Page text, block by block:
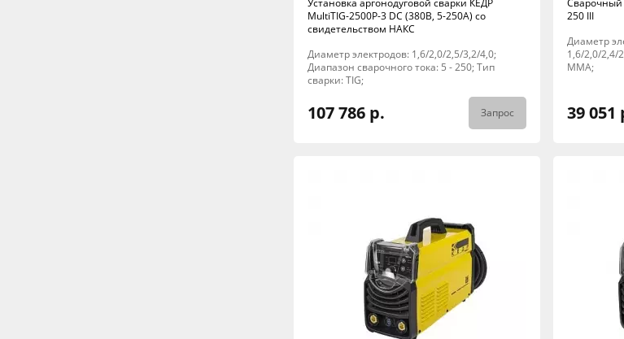
Установка аргонодуговой сварки КЕДР
MultiTIG-2500P-3 DC (380В, 5-250А) со
свидетельством НАКС
Диаметр электродов: 1,6/2,0/2,5/3,2/4,0;
Диапазон сварочного тока: 5 - 250; Тип
сварки: TIG;
107 786 р. Запрос
Сварочный
250 III
Диаметр
1,6/2,0/2,4/
MMA;
39 051